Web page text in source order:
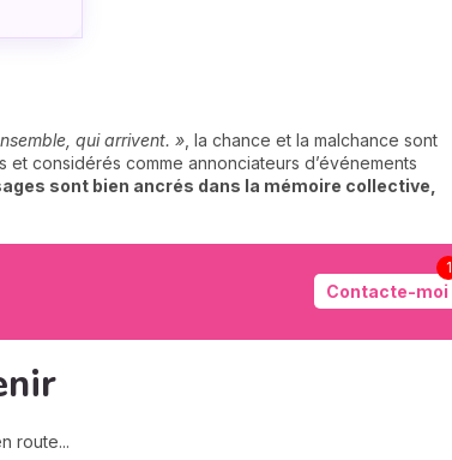
qui arrivent. » , la chance et la malchance sont
considérés comme annonciateurs d’événements
sont bien ancrés dans la mémoire collective,
Contacte-moi
1
route...